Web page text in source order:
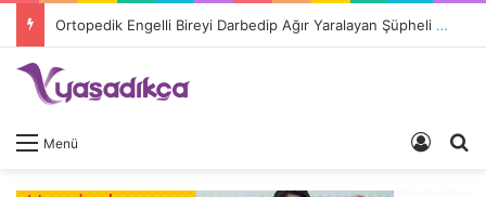
Ortopedik Engelli Bireyi Darbedip Ağır Yaralayan Şüpheli Tutuklandı
Menü Giriş